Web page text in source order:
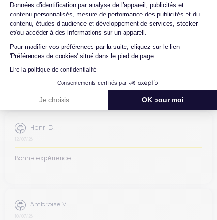
Données d'identification par analyse de l’appareil, publicités et
contenu personnalisés, mesure de performance des publicités et du
contenu, études d’audience et développement de services, stocker
et/ou accéder à des informations sur un appareil.
Pour modifier vos préférences par la suite, cliquez sur le lien
'Préférences de cookies' situé dans le pied de page.
Lire la politique de confidentialité
Consentements certifiés par
Je choisis OK pour moi
26/07/26
Merci beaucoup à l’équipe, iPhone 15 pro max d’un état comme
neuf comme la batterie. Je suis très content de mon achat et
Henri D.
12/07/26
Bonne expérience
Ambroise V.
10/07/26